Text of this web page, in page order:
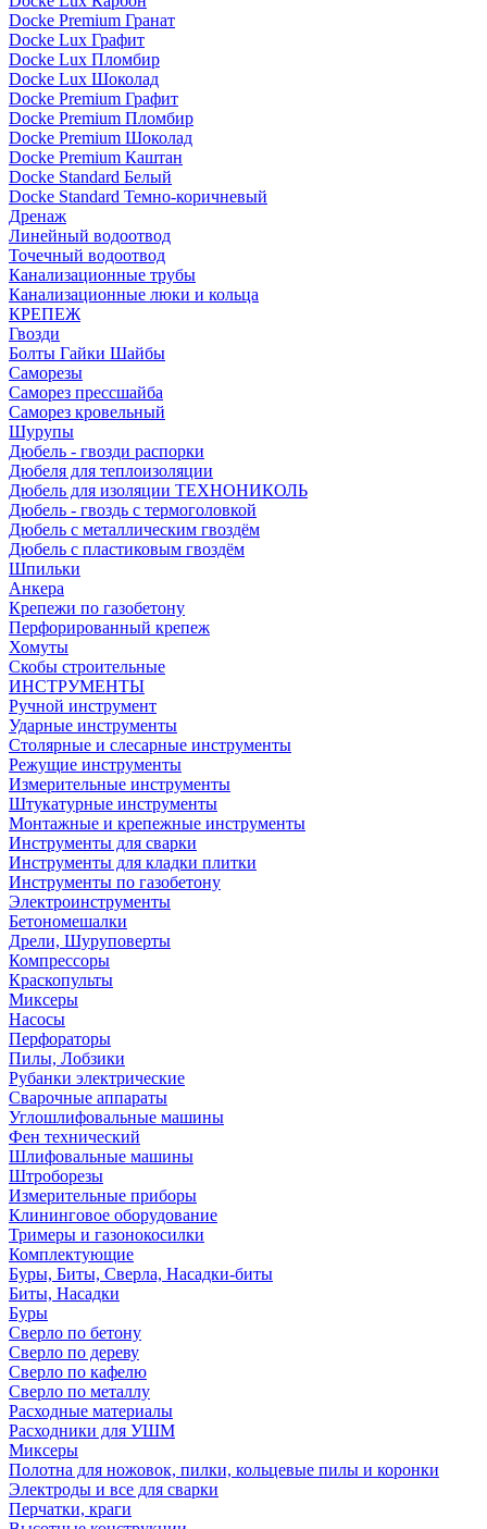
Docke Premium Гранат
Docke Lux Графит
Docke Lux Пломбир
Docke Lux Шоколад
Docke Premium Графит
Docke Premium Пломбир
Docke Premium Шоколад
Docke Premium Каштан
Docke Standard Белый
Docke Standard Темно-коричневый
Дренаж
Линейный водоотвод
Точечный водоотвод
Канализационные трубы
Канализационные люки и кольца
КРЕПЕЖ
Гвозди
Болты Гайки Шайбы
Саморезы
Саморез прессшайба
Саморез кровельный
Шурупы
Дюбель - гвозди распорки
Дюбеля для теплоизоляции
Дюбель для изоляции ТЕХНОНИКОЛЬ
Дюбель - гвоздь с термоголовкой
Дюбель с металлическим гвоздём
Дюбель с пластиковым гвоздём
Шпильки
Анкера
Крепежи по газобетону
Перфорированный крепеж
Хомуты
Скобы строительные
ИНСТРУМЕНТЫ
Ручной инструмент
Ударные инструменты
Столярные и слесарные инструменты
Режущие инструменты
Измерительные инструменты
Штукатурные инструменты
Монтажные и крепежные инструменты
Инструменты для сварки
Инструменты для кладки плитки
Инструменты по газобетону
Электроинструменты
Бетономешалки
Дрели, Шуруповерты
Компрессоры
Краскопульты
Миксеры
Насосы
Перфораторы
Пилы, Лобзики
Рубанки электрические
Сварочные аппараты
Углошлифовальные машины
Фен технический
Шлифовальные машины
Штроборезы
Измерительные приборы
Клининговое оборудование
Тримеры и газонокосилки
Комплектующие
Буры, Биты, Сверла, Насадки-биты
Биты, Насадки
Буры
Сверло по бетону
Сверло по дереву
Сверло по кафелю
Сверло по металлу
Расходные материалы
Расходники для УШМ
Миксеры
Полотна для ножовок, пилки, кольцевые пилы и коронки
Электроды и все для сварки
Перчатки, краги